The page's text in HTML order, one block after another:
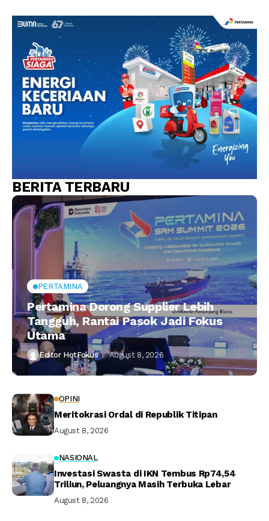
BERITA TERBARU
PERTAMINA
Pertamina Dorong Supplier Lebih
Tangguh, Rantai Pasok Jadi Fokus
Utama
Editor HotFokus August 8, 2026
OPINI
Meritokrasi Ordal di Republik Titipan
August 8, 2026
NASIONAL
Investasi Swasta di IKN Tembus Rp74,54
Triliun, Peluangnya Masih Terbuka Lebar
August 8, 2026